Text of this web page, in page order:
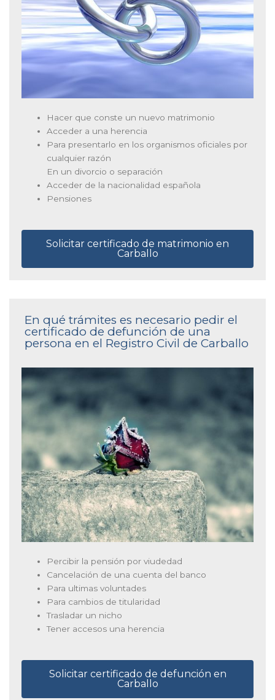
Hacer que conste un nuevo matrimonio
Acceder a una herencia
Para presentarlo en los organismos oficiales por
cualquier razón
En un divorcio o separación
Acceder de la nacionalidad española
Pensiones
Solicitar certificado de matrimonio en
Carballo
En qué trámites es necesario pedir el
certificado de defunción de una
persona en el Registro Civil de Carballo
Percibir la pensión por viudedad
Cancelación de una cuenta del banco
Para ultimas voluntades
Para cambios de titularidad
Trasladar un nicho
Tener accesos una herencia
Solicitar certificado de defunción en
Carballo